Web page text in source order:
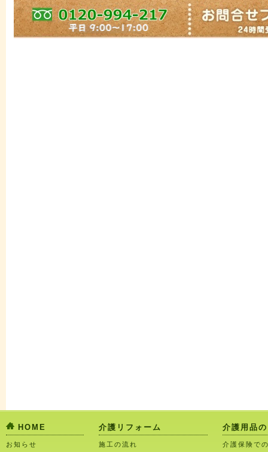
HOME
お知らせ
介護リフォーム
施工の流れ
介護用品
介護保険で